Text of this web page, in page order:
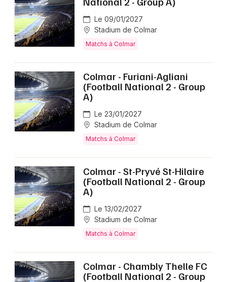
Le 09/01/2027
Stadium de Colmar
Matchs à Colmar
Colmar - Furiani-Agliani
(Football National 2 - Group
A)
Le 23/01/2027
Stadium de Colmar
Matchs à Colmar
Colmar - St-Pryvé St-Hilaire
(Football National 2 - Group
A)
Le 13/02/2027
Stadium de Colmar
Matchs à Colmar
Colmar - Chambly Thelle FC
(Football National 2 - Group